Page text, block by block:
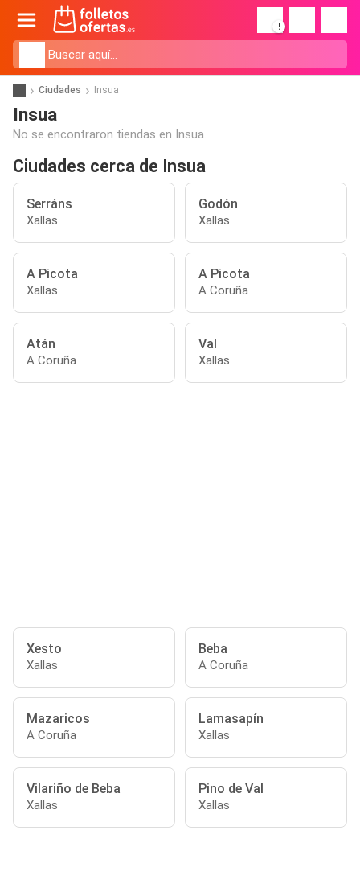
!
Ciudades Insua
Insua
No se encontraron tiendas en Insua.
Ciudades cerca de Insua
Serráns
Xallas
Godón
Xallas
A Picota
Xallas
A Picota
A Coruña
Atán
A Coruña
Val
Xallas
Xesto
Xallas
Beba
A Coruña
Mazaricos
A Coruña
Lamasapín
Xallas
Vilariño de Beba
Xallas
Pino de Val
Xallas